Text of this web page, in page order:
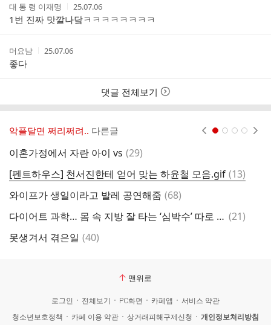
작
성
자
대 통 령 이재명
작
성
시
간
25.07.06
1번 진짜 맛깔나닼ㅋㅋㅋㅋㅋㅋㅋㅋ
작
성
자
머요남
작
간
25.07.06
좋다
댓글 전체보기
악플달면 쩌리쩌려.. 다른글
이혼가정에서 자란 아이 vs 댓
(29)
[펜트하우스] 천서진한테 얻어 맞는 하윤철 모음.gif 댓
글
(13)
와이프가 생일이라고 발레 공연해줌 댓
(68)
다이어트 과학… 몸 속 지방 잘 타는 ‘심박수’ 따로 있다? 댓
(21)
못생겨서 겪은일 댓
(40)
맨위로
로그인 전체보기 PC화면 카페앱
서비스 약관
청소년보호정책
카페 이용 약관 상거래피해구제신청 개인정보처리방침